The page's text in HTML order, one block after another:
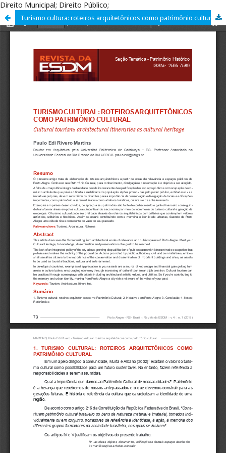
Direito Municipal; Direito Público;
Turismo cultura: roteiros arquitetônicos como patrimônio cultural